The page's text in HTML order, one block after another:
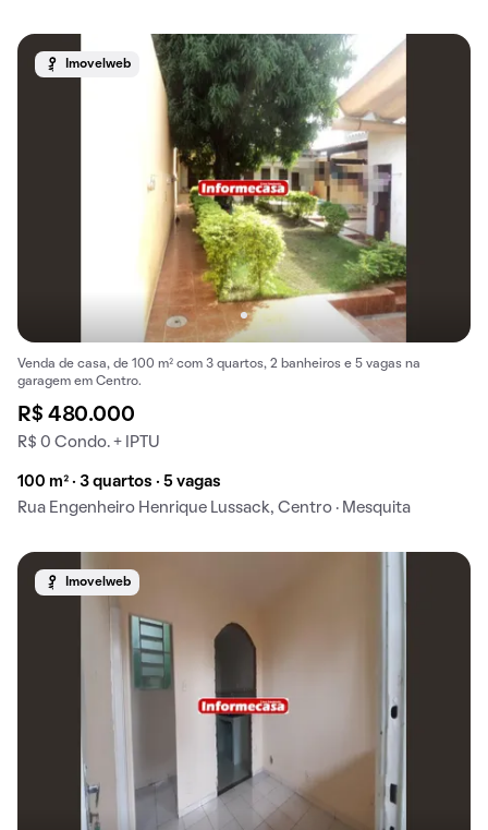
Imovelweb
Venda de casa, de 100 m² com 3 quartos, 2 banheiros e 5 vagas na
garagem em Centro.
R$ 480.000
R$ 0 Condo. + IPTU
100 m² · 3 quartos · 5 vagas
Rua Engenheiro Henrique Lussack, Centro · Mesquita
Imovelweb